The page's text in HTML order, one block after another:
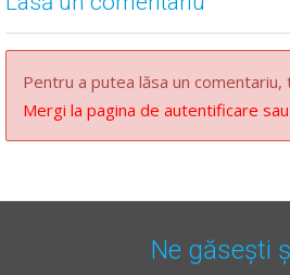
Pentru a putea lăsa un
Mergi la pagina de autentificare
Ne găsești